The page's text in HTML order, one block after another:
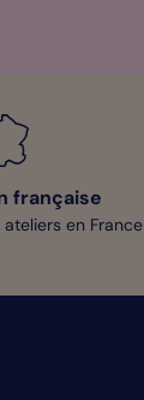
française
en France